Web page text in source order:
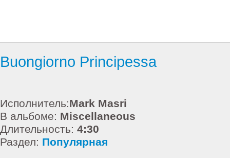
Buongiorno Principessa
Исполнитель:Mark Masri
В альбоме: Miscellaneous
Длительность: 4:30
Раздел: Популярная